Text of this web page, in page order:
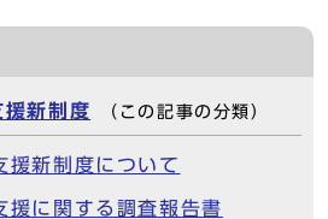
援新制度 （この記事の分類）
援新制度について
援に関する調査報告書